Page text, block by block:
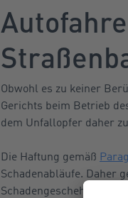
Obwohl es zu keiner
Gerichts beim Betrieb
dem Unfallopfer daher
Die Haftung gemäß
Schadenabläufe. Daher
Schadengeschehen in